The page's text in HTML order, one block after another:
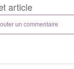
article
un commentaire